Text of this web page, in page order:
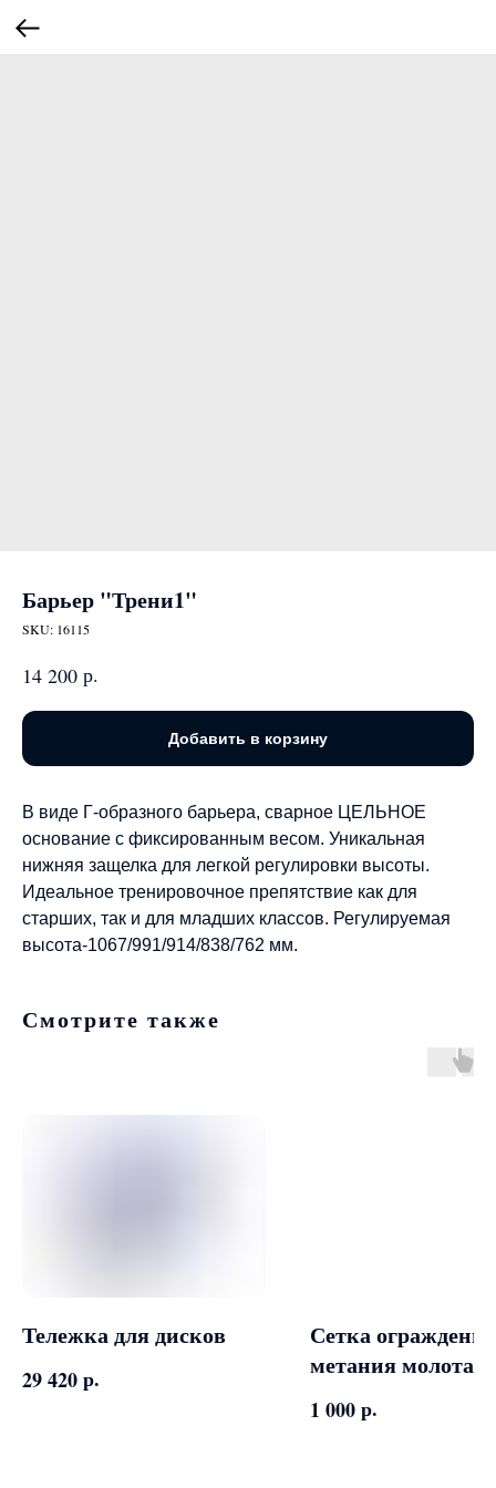
Барьер "Трени1"
SKU: 16115
14 200 р.
Добавить в корзину
В виде Г-образного барьера, сварное ЦЕЛЬНОЕ
основание с фиксированным весом. Уникальная
нижняя защелка для легкой регулировки высоты.
Идеальное тренировочное препятствие как для
старших, так и для младших классов. Регулируемая
высота-1067/991/914/838/762 мм.
Смотрите также
Тележка для дисков
29 420р.
Сетка
метания молота и
диска
1 000р.